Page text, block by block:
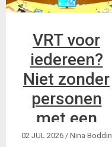
VRT voor
iedereen?
Niet zonder
personen
met een
handicap
02 JUL 2026/ Nina Boddin